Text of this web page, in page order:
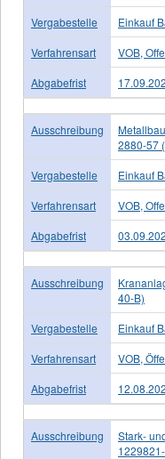
Vergabestelle
Einkauf
Verfahrensart
VOB,
Abgabefrist
Ausschreibung
2880-57
Vergabestelle
Einkauf
Verfahrensart
VOB,
Abgabefrist
Ausschreibung
40-B)
Vergabestelle
Einkauf
Verfahrensart
VOB,
Abgabefrist
Ausschreibung
Stark-